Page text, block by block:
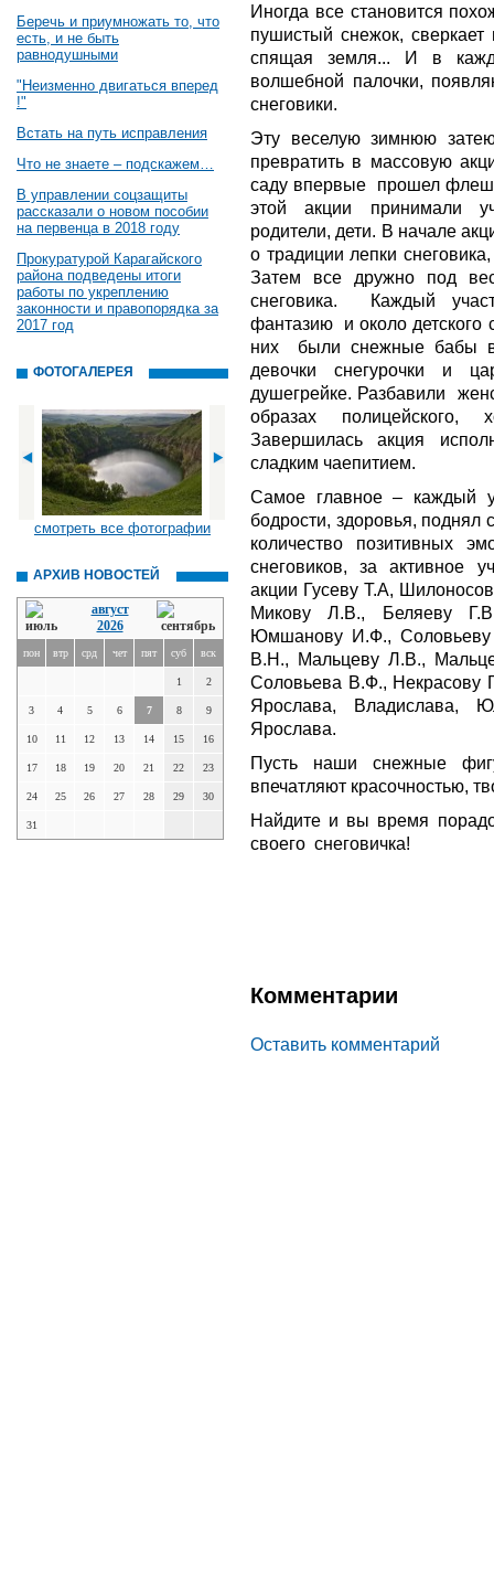
Беречь и приумножать то, что
есть, и не быть
равнодушными
"Неизменно двигаться вперед
!"
Встать на путь исправления
Что не знаете – подскажем…
В управлении соцзащиты
рассказали о новом пособии
на первенца в 2018 году
Прокуратурой Карагайского
района подведены итоги
работы по укреплению
законности и правопорядка за
2017 год
ФОТОГАЛЕРЕЯ
смотреть все фотографии
АРХИВ НОВОСТЕЙ
август
2026
пон втр срд чет пят суб вск
1 2
3 4 5 6 7 8 9
10 11 12 13 14 15 16
17 18 19 20 21 22 23
24 25 26 27 28 29 30
31
Иногда все становится
пушистый снежок,
спящая земля... И в
волшебной палочки,
снеговики.
Эту веселую зимнюю
превратить в массовую
саду впервые прошел
этой акции принимали
родители, дети. В начале
о традиции лепки
Затем все дружно под
снеговика. Каждый
фантазию и около детского
них были снежные бабы
девочки снегурочки и
душегрейке. Разбавили
образах полицейского,
Завершилась акция
сладким чаепитием.
Самое главное – каждый
бодрости, здоровья, поднял
количество позитивных
снеговиков, за активное
акции Гусеву Т.А,
Микову Л.В., Беляеву
Юмшанову И.Ф.,
В.Н., Мальцеву Л.В.,
Соловьева В.Ф., Некрасову
Ярослава, Владислава,
Ярослава.
Пусть наши снежные
впечатляют красочностью,
Найдите и вы время
своего снеговичка!
Комментарии
Оставить комментарий